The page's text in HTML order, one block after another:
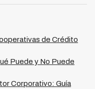
dialectal, y
en tiempo real.
de Crédito
Puede y No Puede
Corporativo: Guía